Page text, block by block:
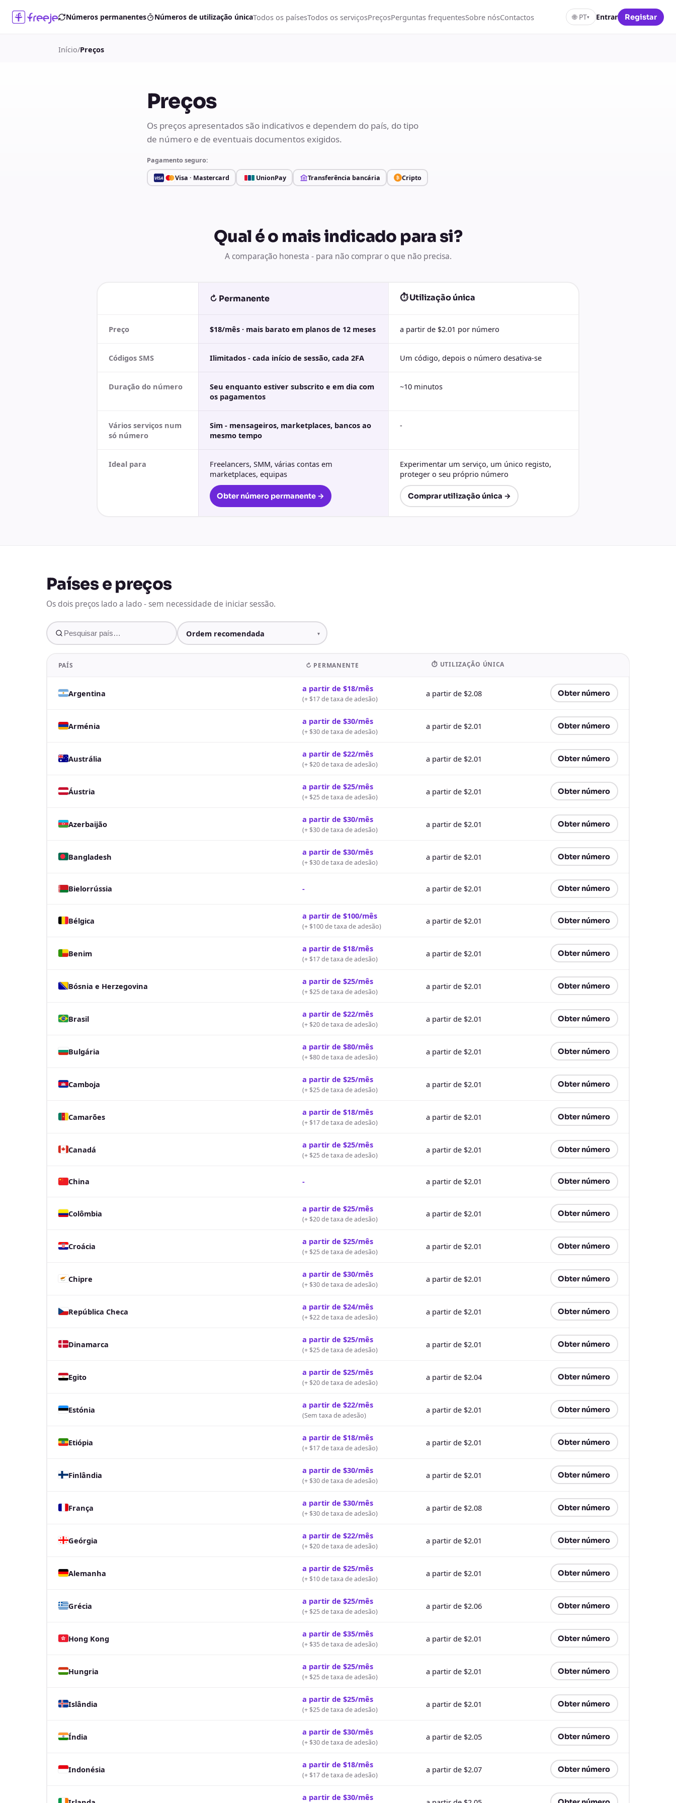
Números permanentes Números de utilização únicaTodos os paísesTodos os serviçosPreçosPerguntas frequentesSobre nósContactos 🌐 PT▾ Entrar Registar
Início/Preços
Preços
Os preços apresentados são indicativos e dependem do país, do tipo
de número e de eventuais documentos exigidos.
Pagamento seguro:
VISA Visa · Mastercard UnionPay Transferência bancária ₿ Cripto
Qual é o mais indicado para si?
A comparação honesta - para não comprar o que não precisa.
↻ Permanente ⏱ Utilização única
Preço $18/mês · mais barato em planos de 12 meses a partir de $2.01 por número
Códigos SMS Ilimitados - cada início de sessão, cada 2FA Um código, depois o número desativa-se
Duração do número
Seu enquanto estiver subscrito e em dia com
os pagamentos
~10 minutos
Vários serviços num
só número
Sim - mensageiros, marketplaces, bancos ao
mesmo tempo
-
Ideal para
Freelancers, SMM, várias contas em
marketplaces, equipas
Obter número permanente →
Experimentar um serviço, um único registo,
proteger o seu próprio número
Comprar utilização única →
Países e preços
Os dois preços lado a lado - sem necessidade de iniciar sessão.
PAÍS ↻ PERMANENTE ⏱ UTILIZAÇÃO ÚNICA
Argentina a partir de $18/mês
(+ $17 de taxa de adesão)
a partir de $2.08 Obter número
Arménia a partir de $30/mês
(+ $30 de taxa de adesão)
a partir de $2.01 Obter número
Austrália a partir de $22/mês
(+ $20 de taxa de adesão)
a partir de $2.01 Obter número
Áustria a partir de $25/mês
(+ $25 de taxa de adesão)
a partir de $2.01 Obter número
Azerbaijão a partir de $30/mês
(+ $30 de taxa de adesão)
a partir de $2.01 Obter número
Bangladesh a partir de $30/mês
(+ $30 de taxa de adesão)
a partir de $2.01 Obter número
Bielorrússia - a partir de $2.01 Obter número
Bélgica a partir de $100/mês
(+ $100 de taxa de adesão)
a partir de $2.01 Obter número
Benim a partir de $18/mês
(+ $17 de taxa de adesão)
a partir de $2.01 Obter número
Bósnia e Herzegovina a partir de $25/mês
(+ $25 de taxa de adesão)
a partir de $2.01 Obter número
Brasil a partir de $22/mês
(+ $20 de taxa de adesão)
a partir de $2.01 Obter número
Bulgária a partir de $80/mês
(+ $80 de taxa de adesão)
a partir de $2.01 Obter número
Camboja a partir de $25/mês
(+ $25 de taxa de adesão)
a partir de $2.01 Obter número
Camarões a partir de $18/mês
(+ $17 de taxa de adesão)
a partir de $2.01 Obter número
Canadá a partir de $25/mês
(+ $25 de taxa de adesão)
a partir de $2.01 Obter número
China - a partir de $2.01 Obter número
Colômbia a partir de $25/mês
(+ $20 de taxa de adesão)
a partir de $2.01 Obter número
Croácia a partir de $25/mês
(+ $25 de taxa de adesão)
a partir de $2.01 Obter número
Chipre a partir de $30/mês
(+ $30 de taxa de adesão)
a partir de $2.01 Obter número
República Checa a partir de $24/mês
(+ $22 de taxa de adesão)
a partir de $2.01 Obter número
Dinamarca a partir de $25/mês
(+ $25 de taxa de adesão)
a partir de $2.01 Obter número
Egito a partir de $25/mês
(+ $20 de taxa de adesão)
a partir de $2.04 Obter número
Estónia a partir de $22/mês
(Sem taxa de adesão)
a partir de $2.01 Obter número
Etiópia a partir de $18/mês
(+ $17 de taxa de adesão)
a partir de $2.01 Obter número
Finlândia a partir de $30/mês
(+ $30 de taxa de adesão)
a partir de $2.01 Obter número
França a partir de $30/mês
(+ $30 de taxa de adesão)
a partir de $2.08 Obter número
Geórgia a partir de $22/mês
(+ $20 de taxa de adesão)
a partir de $2.01 Obter número
Alemanha a partir de $25/mês
(+ $10 de taxa de adesão)
a partir de $2.01 Obter número
Grécia a partir de $25/mês
(+ $25 de taxa de adesão)
a partir de $2.06 Obter número
Hong Kong a partir de $35/mês
(+ $35 de taxa de adesão)
a partir de $2.01 Obter número
Hungria a partir de $25/mês
(+ $25 de taxa de adesão)
a partir de $2.01 Obter número
Islândia a partir de $25/mês
(+ $25 de taxa de adesão)
a partir de $2.01 Obter número
Índia a partir de $30/mês
(+ $30 de taxa de adesão)
a partir de $2.05 Obter número
Indonésia a partir de $18/mês
(+ $17 de taxa de adesão)
a partir de $2.07 Obter número
a partir de $30/mês